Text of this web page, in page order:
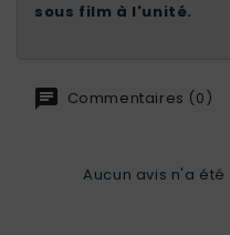
sous film à l'unité.
Commentaires (0)
Aucun avis n'a